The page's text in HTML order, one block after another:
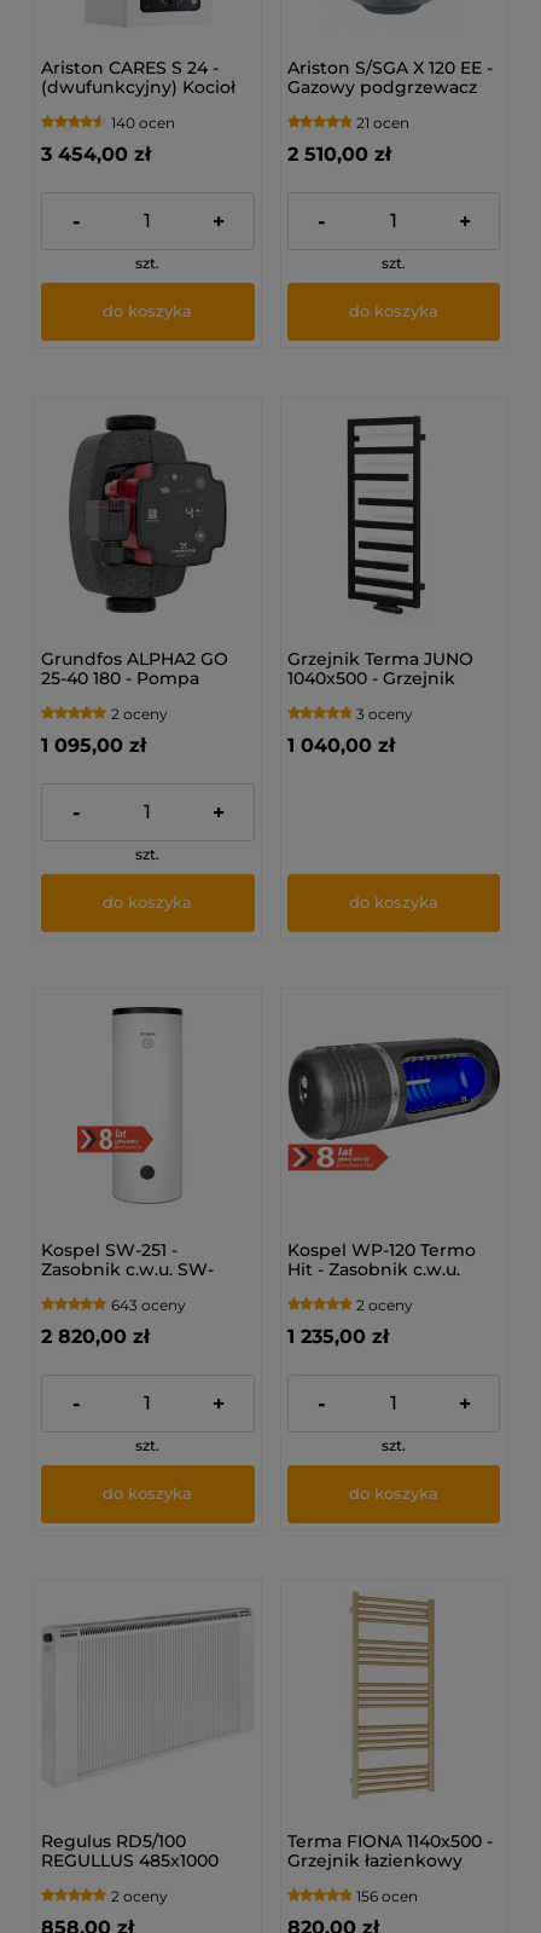
Ariston CARES S 24 -
(dwufunkcyjny) Kocioł
140 ocen
3 454,00 zł
- +
szt.
do koszyka
Ariston S/SGA X 120 EE -
Gazowy podgrzewacz
21 ocen
2 510,00 zł
- +
szt.
do koszyka
Grundfos ALPHA2 GO
25-40 180 - Pompa
2 oceny
1 095,00 zł
- +
szt.
do koszyka
Grzejnik Terma JUNO
1040x500 - Grzejnik
3 oceny
1 040,00 zł
do koszyka
Kospel SW-251 -
Zasobnik c.w.u. SW-
643 oceny
2 820,00 zł
- +
szt.
do koszyka
Kospel WP-120 Termo
Hit - Zasobnik c.w.u.
2 oceny
1 235,00 zł
- +
szt.
do koszyka
Regulus RD5/100
REGULLUS 485x1000
dolnozasilany
2 oceny
858,00 zł
Terma FIONA 1140x500 -
Grzejnik łazienkowy
156 ocen
820,00 zł